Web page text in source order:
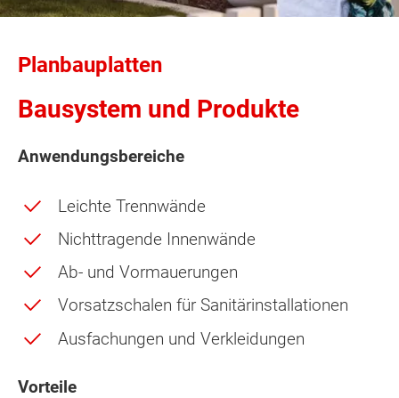
Planbauplatten
Bausystem und Produkte
Anwendungsbereiche
Leichte Trennwände
Nichttragende Innenwände
Ab- und Vormauerungen
Vorsatzschalen für Sanitärinstallationen
Ausfachungen und Verkleidungen
Vorteile